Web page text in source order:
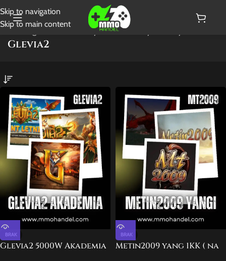
Skip to navigation
Skip to main content
Strona główna Wyświetlanie wszystkich wyników: 2
Glevia2
BRAK
Glevia2 5000W Akademia
BRAK
Metin2009 yang 1KK ( na